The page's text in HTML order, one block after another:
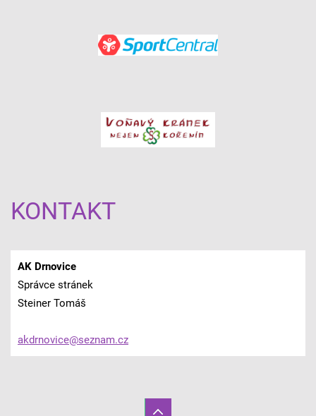
KONTAKT
AK Drnovice
Správce stránek
Steiner Tomáš
akdrnovice@seznam.cz